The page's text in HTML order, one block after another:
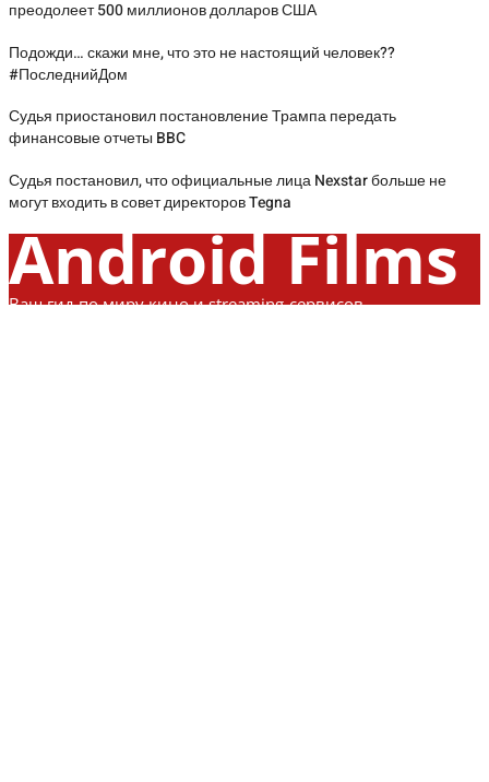
преодолеет 500 миллионов долларов США
Подожди… скажи мне, что это не настоящий человек??
#ПоследнийДом
Судья приостановил постановление Трампа передать
финансовые отчеты BBC
Судья постановил, что официальные лица Nexstar больше не
могут входить в совет директоров Tegna
Android Films
Ваш гид по миру кино и streaming-сервисов